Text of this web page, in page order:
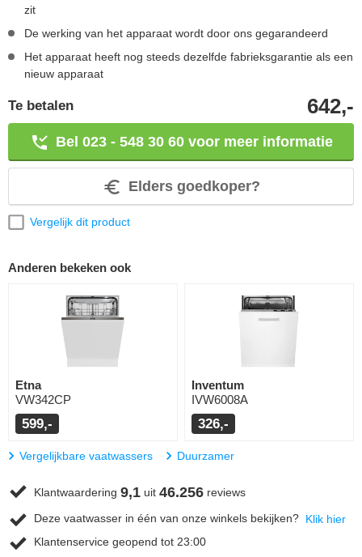
zit
De werking van het apparaat wordt door ons gegarandeerd
Het apparaat heeft nog steeds dezelfde fabrieksgarantie als een
nieuw apparaat
Te betalen 642,-
Bel 023 - 548 30 60 voor meer informatie
Elders goedkoper?
Vergelijk dit product
Anderen bekeken ook
Etna
VW342CP
599,-
Inventum
IVW6008A
326,-
Vergelijkbare vaatwassers Duurzamer
Klantwaardering 9,1 uit 46.256 reviews
Deze vaatwasser in één van onze winkels bekijken? Klik hier
Klantenservice geopend tot 23:00